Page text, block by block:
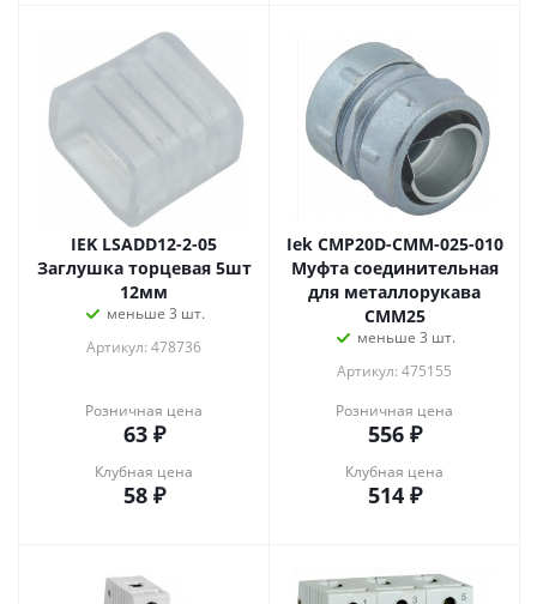
IEK LSADD12-2-05
Заглушка торцевая 5шт
12мм
меньше 3 шт.
Артикул: 478736
Розничная цена
63₽
Клубная цена
58₽
Iek CMP20D-CMM-025-010
Муфта соединительная
для металлорукава
СММ25
меньше 3 шт.
Артикул: 475155
Розничная цена
556₽
Клубная цена
514₽